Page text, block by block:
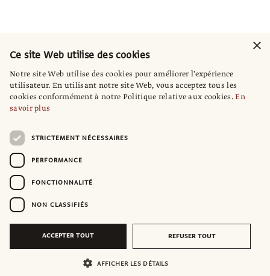
×
Ce site Web utilise des cookies
Notre site Web utilise des cookies pour améliorer l'expérience
utilisateur. En utilisant notre site Web, vous acceptez tous les
cookies conformément à notre Politique relative aux cookies.En
savoir plus
STRICTEMENT NÉCESSAIRES
PERFORMANCE
FONCTIONNALITÉ
NON CLASSIFIÉS
ACCEPTER TOUT REFUSER TOUT
AFFICHER LES DÉTAILS